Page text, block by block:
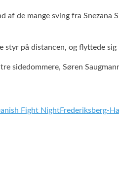
af de mange sving fra
styr på distancen, og flyttede
sidedommere, Søren
Fight NightFrederiksberg-